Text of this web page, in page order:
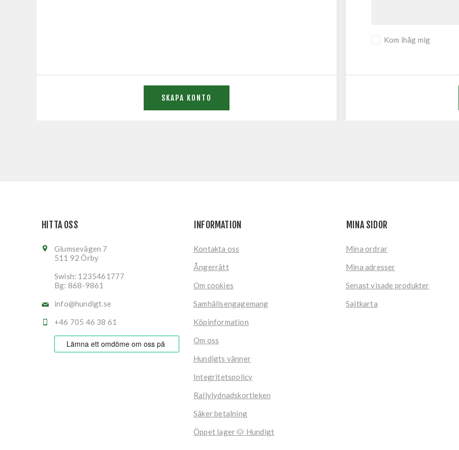
SKAPA KONTO
Kom ihåg mig
HITTA OSS
Glumsevägen 7
511 92 Örby
Swish: 1235461777
Bg: 868-9861
info@hundigt.se
+46 705 46 38 61
INFORMATION
Kontakta oss
Ångerrätt
Om cookies
Samhällsengagemang
Köpinformation
Om oss
Hundigts vänner
Integritetspolicy
Rallylydnadskortleken
Säker betalning
Öppet lager 🐶 Hundigt
MINA SIDOR
Mina ordrar
Mina adresser
Senast visade produkter
Sajtkarta